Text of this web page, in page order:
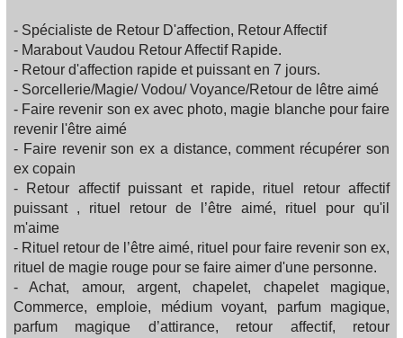
- Spécialiste de Retour D'affection, Retour Affectif
- Marabout Vaudou Retour Affectif Rapide.
- Retour d'affection rapide et puissant en 7 jours.
- Sorcellerie/Magie/ Vodou/ Voyance/Retour de lêtre aimé
- Faire revenir son ex avec photo, magie blanche pour faire
revenir l'être aimé
- Faire revenir son ex a distance, comment récupérer son
ex copain
- Retour affectif puissant et rapide, rituel retour affectif
puissant , rituel retour de l’être aimé, rituel pour qu'il
m'aime
- Rituel retour de l’être aimé, rituel pour faire revenir son ex,
rituel de magie rouge pour se faire aimer d'une personne.
- Achat, amour, argent, chapelet, chapelet magique,
Commerce, emploie, médium voyant, parfum magique,
parfum magique d’attirance, retour affectif, retour